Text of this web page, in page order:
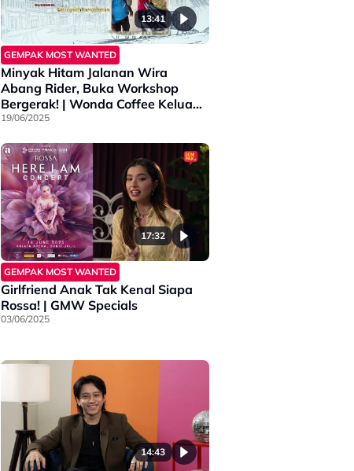
13:41
GEMPAK MOST WANTED
Minyak Hitam Jalanan Wira
Abang Rider, Buka Workshop
Bergerak! | Wonda Coffee Keluang
Man of The Month
19/06/2025
17:32
GEMPAK MOST WANTED
Girlfriend Anak Tak Kenal Siapa
Rossa! | GMW Specials
03/06/2025
14:43